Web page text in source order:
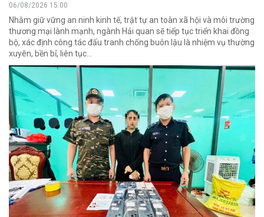
06/08/2026 15:00
Nhằm giữ vững an ninh kinh tế, trật tự an toàn xã hội và môi trường
thương mại lành mạnh, ngành Hải quan sẽ tiếp tục triển khai đồng
bộ, xác định công tác đấu tranh chống buôn lậu là nhiệm vụ thường
xuyên, bền bỉ, liên tục…